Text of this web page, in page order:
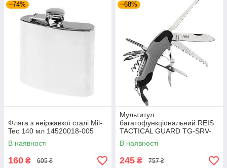
–74%
Фляга з неіржавкої сталі Mil-
Tec 140 мл 14520018-005
В наявності
160 ₴ 605 ₴
–68%
Мультитул
багатофункціональний REIS
TACTICAL GUARD TG-SRV-
MFKP-R SB сіро-чорний
В наявності
245 ₴ 757 ₴